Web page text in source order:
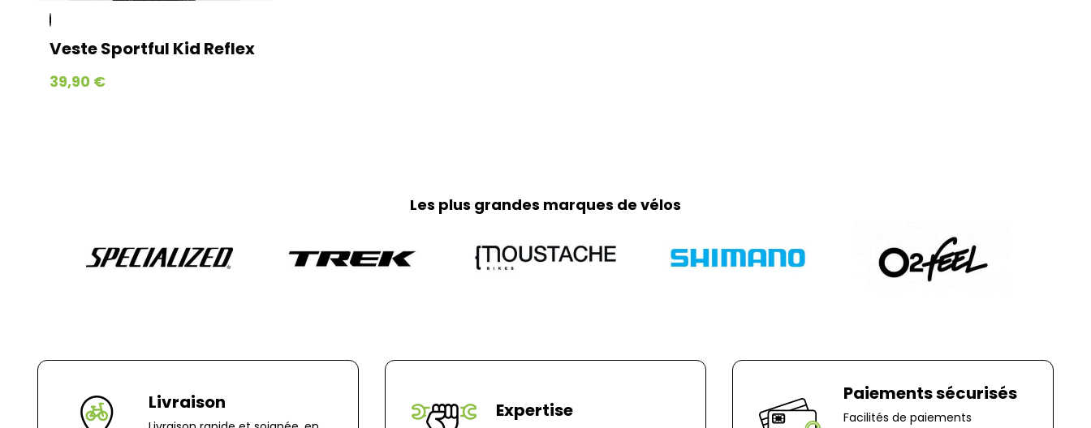
Veste Sportful Kid Reflex
39,90 €
Les plus grandes marques de vélos
Livraison Expertise
Paiements sécurisés
Facilités de paiements